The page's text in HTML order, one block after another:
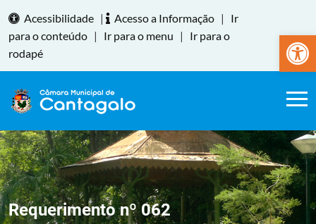
Abrir
Acessibilidade | Acesso a Informação |
Ir
para o conteúdo | Ir para o menu |
Ir para o
rodapé
Requerimento nº 062